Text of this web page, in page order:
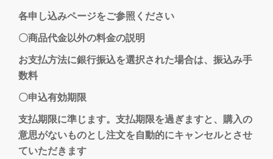
え
各申し込みページをご参照ください
〇商品代金以外の料金の説明
お支払方法に銀行振込を選択された場合は、振込み手
数料
〇申込有効期限
支払期限に準じます。支払期限を過ぎますと、購入の
意思がないものとし注文を自動的にキャンセルとさせ
ていただきます